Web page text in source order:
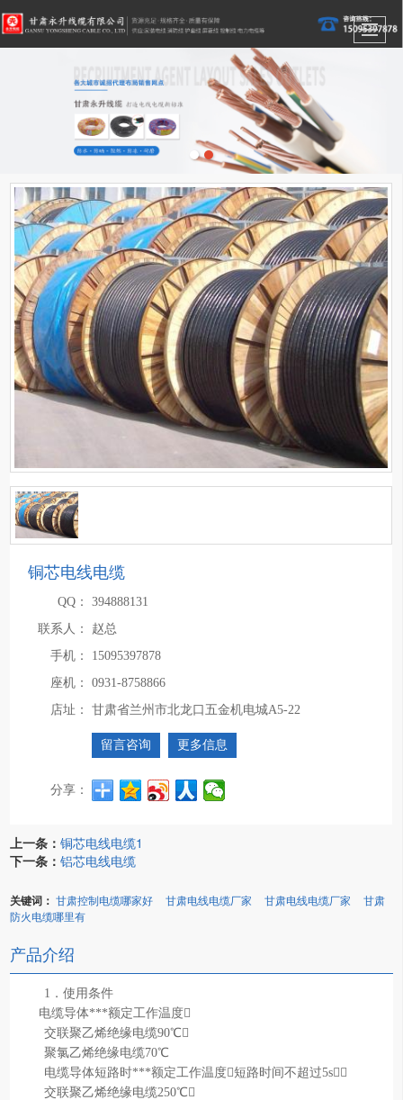
铜芯电线电缆
QQ：
394888131
联系人：
赵总
手机：
15095397878
座机：
0931-8758866
店址：
甘肃省兰州市北龙口五金机电城A5-22
留言咨询 更多信息
分享：
上一条：铜芯电线电缆1
下一条：铝芯电线电缆
关键词：甘肃控制电缆哪家好 甘肃电线电缆厂家 甘肃电线电缆厂家
甘肃
防火电缆哪里有
产品介绍
1．使用条件
电缆导体***额定工作温度
交联聚乙烯绝缘电缆90℃
聚氯乙烯绝缘电缆70℃
电缆导体短路时***额定工作温度短路时间不超过5s
交联聚乙烯绝缘电缆250℃